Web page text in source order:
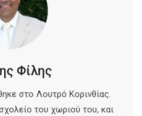
Φίλης
στο Λουτρό Κορινθίας.
του χωριού του, και